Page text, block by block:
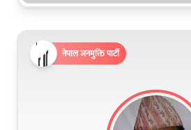
नेपाल जनमुक्ति पार्टी